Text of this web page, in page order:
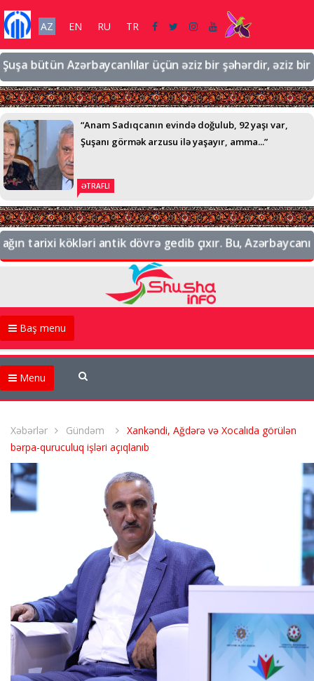
AZ EN RU TR
bütün Azərbaycanlılar üçün əziz bir şəhərdir, əziz bir
“Anam Sadıqcanın evində doğulub, 92 yaşı var,
Şuşanı görmək arzusu ilə yaşayır, amma...”
ƏTRAFLI
tarixi kökləri antik dövrə gedib çıxır. Bu,
Baş menu
Menu
Xəbərlər Gündəm
Xankəndi, Ağdərə və Xocalıda görülən
bərpa-quruculuq işləri açıqlanıb